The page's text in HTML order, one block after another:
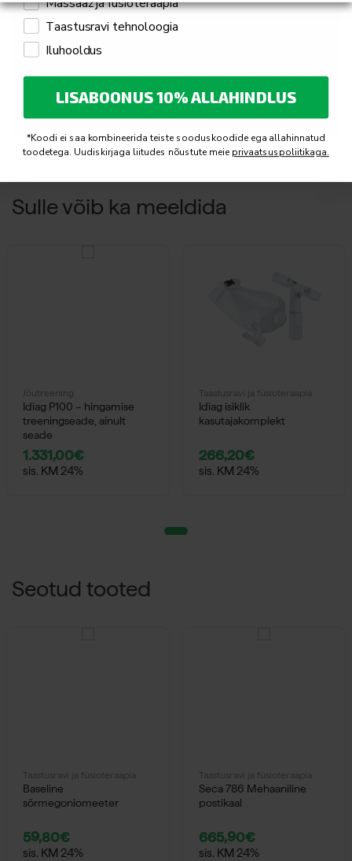
AcceptFunktsionaalsuscookies to view the content.
Sulle võib ka meeldida
Jõutreening
Idiag P100 – hingamise
treeningseade, ainult
seade
1.331,00€
sis. KM 24%
Taastusravi ja füsioteraapia
Idiag isiklik
kasutajakomplekt
266,20€
sis. KM 24%
Seotud tooted
Taastusravi ja füsioteraapia
Baseline
sõrmegoniomeeter
59,80€
sis. KM 24%
Taastusravi ja füsioteraapia
Seca 786 Mehaaniline
postikaal
665,90€
sis. KM 24%
Taastusravi tehnoloogia
Iluhooldus
LISABOONUS 10% ALLAHINDLUS
*Koodi ei saa kombineerida teiste sooduskoodide ega allahinnatud
toodetega. Uudiskirjaga liitudes nõustute meie privaatsuspoliitikaga.